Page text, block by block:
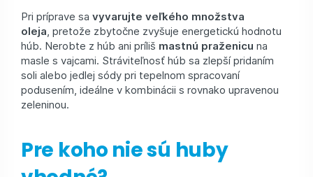
Pri príprave sa vyvarujte veľkého množstva
oleja, pretože zbytočne zvyšuje energetickú hodnotu
húb. Nerobte z húb ani príliš mastnú praženicu na
masle s vajcami. Stráviteľnosť húb sa zlepší pridaním
soli alebo jedlej sódy pri tepelnom spracovaní
podusením, ideálne v kombinácii s rovnako upravenou
zeleninou.
Pre koho nie sú huby